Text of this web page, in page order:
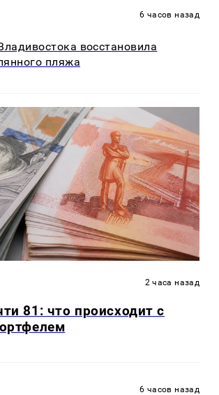
6 часов назад
восстановила
пляжа
2 часа назад
81: что происходит с
6 часов назад